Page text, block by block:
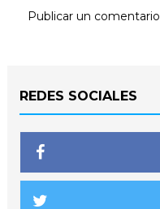
Publicar un comentario
REDES SOCIALES